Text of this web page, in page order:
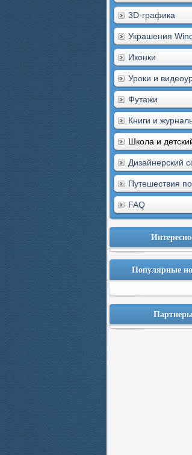
3D-графика
Украшения
Иконки
Уроки и
Футажи
Книги и
Школа и
Дизайнерский
Путешествия
FAQ
Популярные